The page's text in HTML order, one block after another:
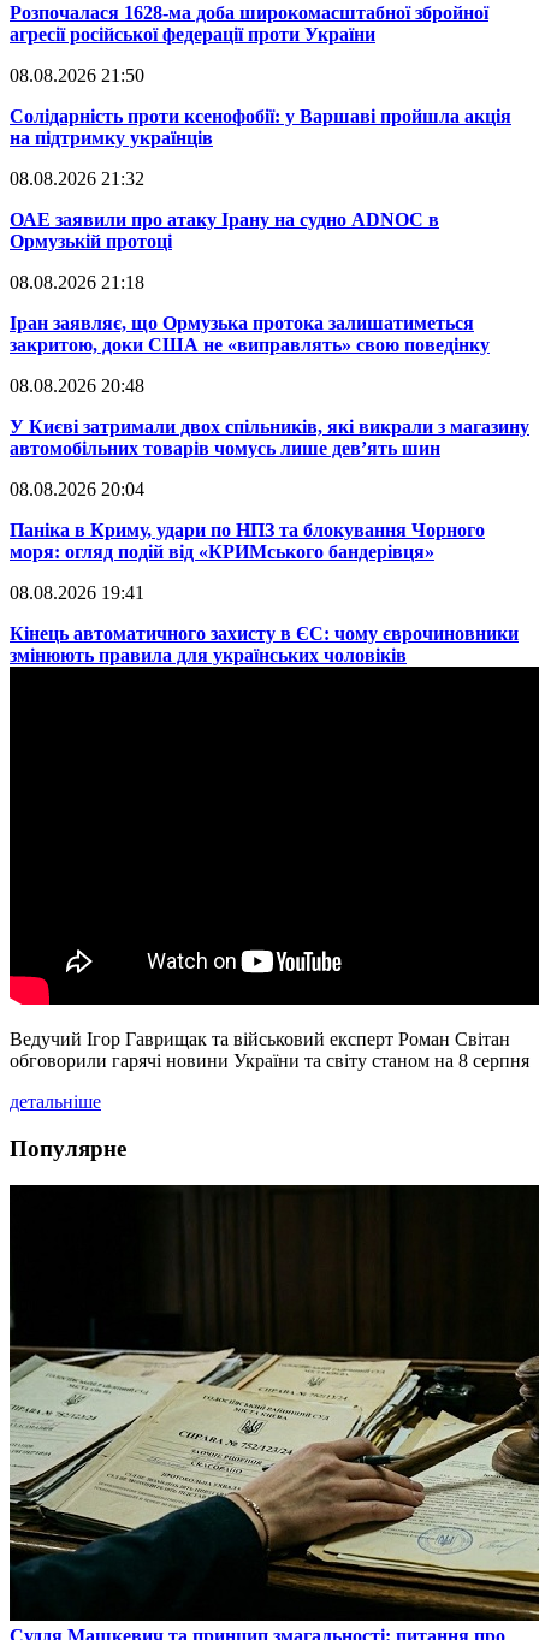
​Розпочалася 1628-ма доба широкомасштабної збройної
агресії російської федерації проти України
08.08.2026 21:50
​Солідарність проти ксенофобії: у Варшаві пройшла акція
на підтримку українців
08.08.2026 21:32
​ОАЕ заявили про атаку Ірану на судно ADNOC в
Ормузькій протоці
08.08.2026 21:18
​Іран заявляє, що Ормузька протока залишатиметься
закритою, доки США не «виправлять» свою поведінку
08.08.2026 20:48
​У Києві затримали двох спільників, які викрали з магазину
автомобільних товарів чомусь лише дев’ять шин
08.08.2026 20:04
Паніка в Криму, удари по НПЗ та блокування Чорного
моря: огляд подій від «КРИМського бандерівця»
08.08.2026 19:41
​Кінець автоматичного захисту в ЄС: чому єврочиновники
змінюють правила для українських чоловіків
Ведучий Ігор Гаврищак та військовий експерт Роман Світан
обговорили гарячі новини України та світу станом на 8 серпня
детальніше
Популярне
​Суддя Машкевич та принцип змагальності: питання про